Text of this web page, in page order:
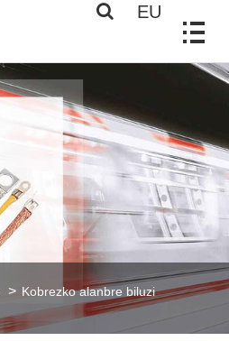
EU
Kobrezko alanbre biluzi